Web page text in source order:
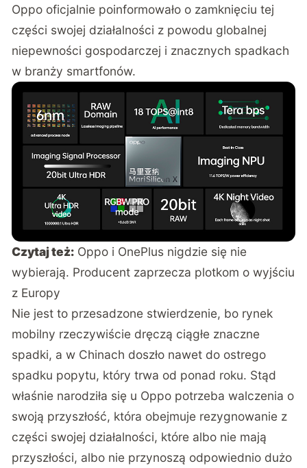
Oppo oficjalnie poinformowało o zamknięciu tej
części swojej działalności z powodu globalnej
niepewności gospodarczej i znacznych spadkach
w branży smartfonów.
Czytaj też: Oppo i OnePlus nigdzie się nie
wybierają. Producent zaprzecza plotkom o wyjściu
z Europy
Nie jest to przesadzone stwierdzenie, bo rynek
mobilny rzeczywiście dręczą ciągłe znaczne
spadki, a w Chinach doszło nawet do ostrego
spadku popytu, który trwa od ponad roku. Stąd
właśnie narodziła się u Oppo potrzeba walczenia o
swoją przyszłość, która obejmuje rezygnowanie z
części swojej działalności, które albo nie mają
przyszłości, albo nie przynoszą odpowiednio dużo